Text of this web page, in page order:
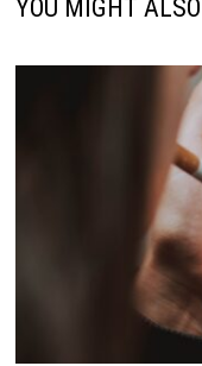
YOU MIGHT